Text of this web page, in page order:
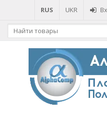
RUS UKR